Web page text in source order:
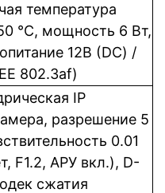
температура
°C, мощность 6 Вт,
12В (DC) /
802.3af)
IP
разрешение 5
0.01
F1.2, АРУ вкл.), D-
сжатия